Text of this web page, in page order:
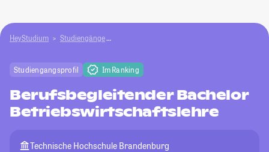
HeyStudium Studiengänge Berufsbegleitender Bachelor
Studiengangsprofil Im Ranking
Berufsbegleitender Bachelor
Betriebswirtschaftslehre
Technische Hochschule Brandenburg